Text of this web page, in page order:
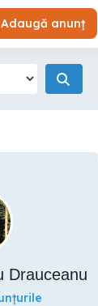
Adaugă anunț
Drauceanu